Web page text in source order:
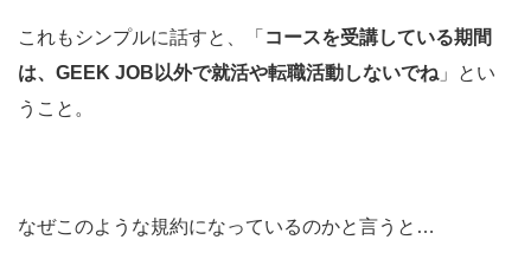
これもシンプルに話すと、「 コースを受講している期間
は、GEEK JOB以外で就活や転職活動しないでね 」とい
うこと。
なぜこのような規約になっているのかと言うと…